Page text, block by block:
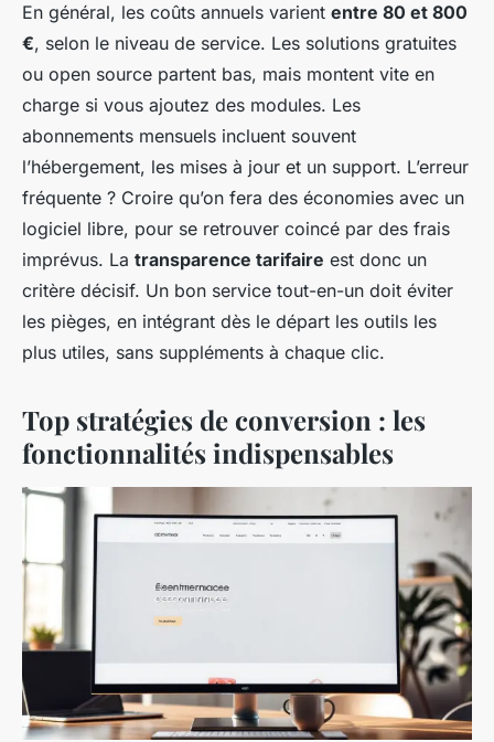
En général, les coûts annuels varient entre 80 et 800
€, selon le niveau de service. Les solutions gratuites
ou open source partent bas, mais montent vite en
charge si vous ajoutez des modules. Les
abonnements mensuels incluent souvent
l’hébergement, les mises à jour et un support. L’erreur
fréquente ? Croire qu’on fera des économies avec un
logiciel libre, pour se retrouver coincé par des frais
imprévus. La transparence tarifaire est donc un
critère décisif. Un bon service tout-en-un doit éviter
les pièges, en intégrant dès le départ les outils les
plus utiles, sans suppléments à chaque clic.
Top stratégies de conversion : les
fonctionnalités indispensables